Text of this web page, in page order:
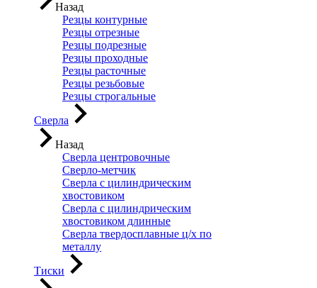
Назад
Резцы контурные
Резцы отрезные
Резцы подрезные
Резцы проходные
Резцы расточные
Резцы резьбовые
Резцы строгальные
Сверла
Назад
Сверла центровочные
Сверло-метчик
Сверла с цилиндрическим
хвостовиком
Сверла с цилиндрическим
хвостовиком длинные
Сверла твердосплавные ц/х по
металлу
Тиски